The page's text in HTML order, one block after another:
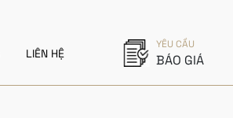
LIÊN HỆ
YÊU CẦU
BÁO GIÁ